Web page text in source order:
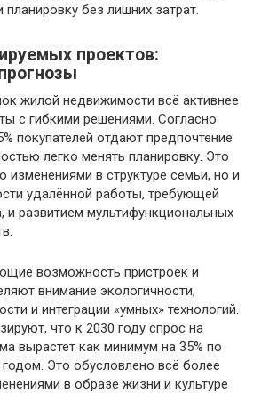
планировку без лишних затрат.
проектов:
жилой недвижимости всё активнее
с гибкими решениями. Согласно
покупателей отдают предпочтение
легко менять планировку. Это
изменениями в структуре семьи, но и
удалённой работы, требующей
развитием мультифункциональных
возможность пристроек и
внимание экологичности,
и интеграции «умных» технологий.
что к 2030 году спрос на
вырастет как минимум на 35% по
Это обусловлено всё более
в образе жизни и культуре